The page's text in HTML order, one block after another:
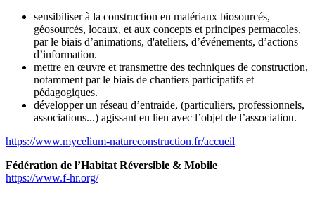
sensibiliser à la construction en matériaux biosourcés,
géosourcés, locaux, et aux concepts et principes permacoles,
par le biais d’animations, d'ateliers, d’événements, d’actions
d’information.
mettre en œuvre et transmettre des techniques de construction,
notamment par le biais de chantiers participatifs et
pédagogiques.
développer un réseau d’entraide, (particuliers, professionnels,
associations...) agissant en lien avec l’objet de l’association.
https://www.mycelium-natureconstruction.fr/accueil
Fédération de l’Habitat Réversible & Mobile
https://www.f-hr.org/